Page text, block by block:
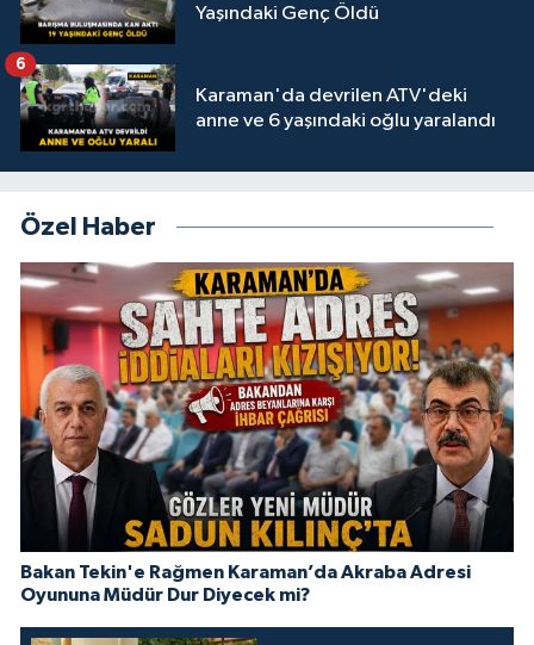
Yaşındaki Genç Öldü
Karaman'da devrilen ATV'deki
anne ve 6 yaşındaki oğlu yaralandı
6
Özel Haber
Bakan Tekin'e Rağmen Karaman’da Akraba Adresi
Oyununa Müdür Dur Diyecek mi?